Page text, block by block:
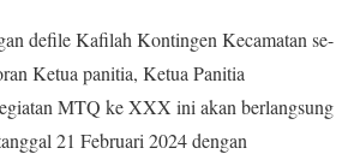
defile Kafilah Kontingen Kecamatan se-
Ketua panitia, Ketua Panitia
MTQ ke XXX ini akan berlangsung
21 Februari 2024 dengan